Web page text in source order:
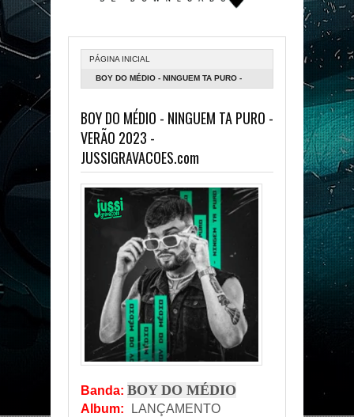
PÁGINA INICIAL
BOY DO MÉDIO - NINGUEM TA PURO -
BOY DO MÉDIO - NINGUEM TA PURO -
VERÃO 2023 -
JUSSIGRAVACOES.com
Banda: BOY DO MÉDIO
Album:
LANÇAMENTO